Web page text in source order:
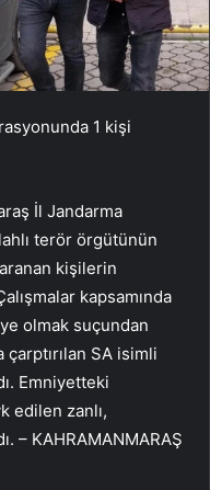
1 kişi
İl Jandarma
terör örgütünün
kişilerin
kapsamında
olmak suçundan
çarptırılan SA isimli
Emniyetteki
edilen zanlı,
– KAHRAMANMARAŞ